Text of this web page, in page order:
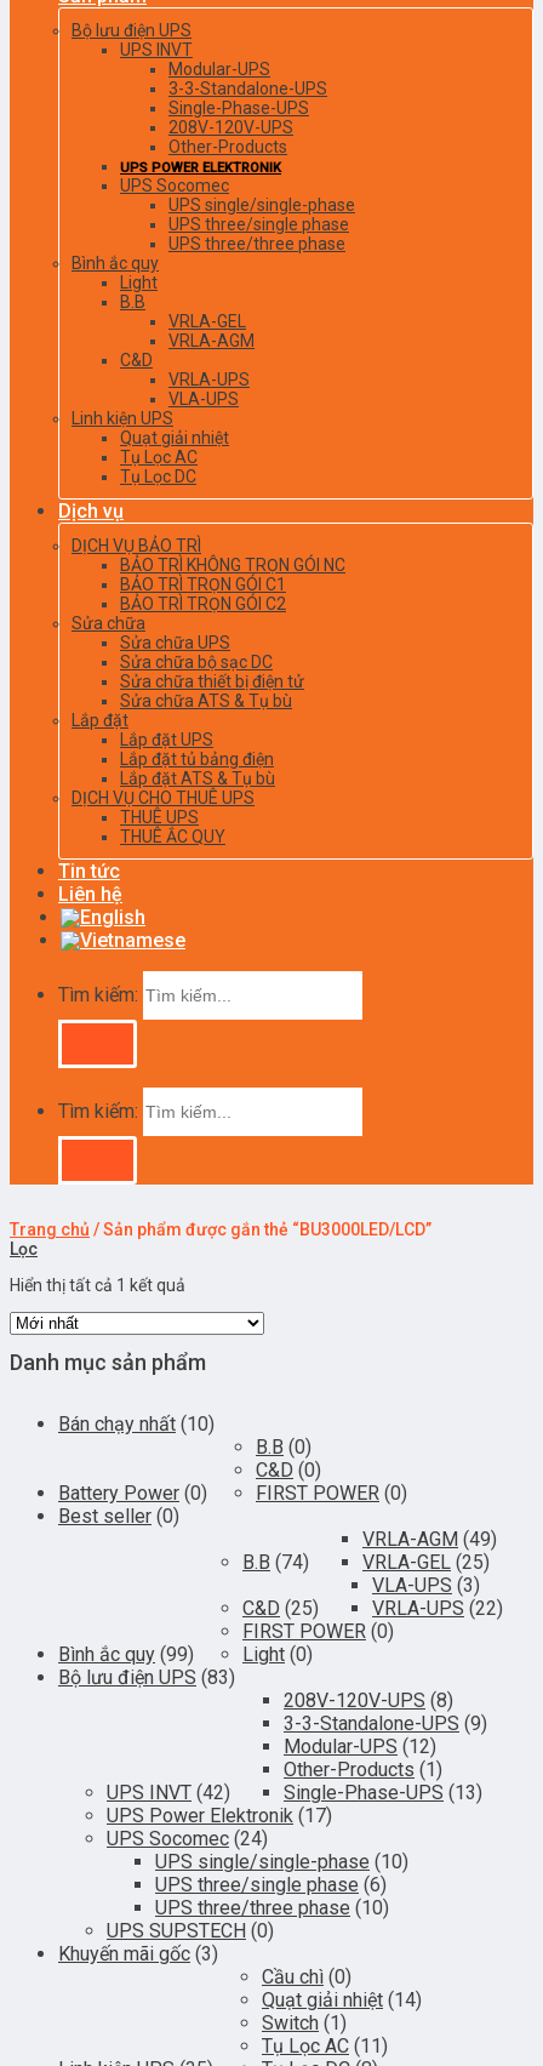
Bộ lưu điện UPS
UPS INVT
Modular-UPS
3-3-Standalone-UPS
Single-Phase-UPS
208V-120V-UPS
Other-Products
UPS POWER ELEKTRONIK
UPS Socomec
UPS single/single-phase
UPS three/single phase
UPS three/three phase
Bình ắc quy
Light
B.B
VRLA-GEL
VRLA-AGM
C&D
VRLA-UPS
VLA-UPS
Linh kiện UPS
Quạt giải nhiệt
Tụ Lọc AC
Tụ Lọc DC
Dịch vụ
DỊCH VỤ BẢO TRÌ
BẢO TRÌ KHÔNG TRỌN GÓI NC
BẢO TRÌ TRỌN GÓI C1
BẢO TRÌ TRỌN GÓI C2
Sửa chữa
Sửa chữa UPS
Sửa chữa bộ sạc DC
Sửa chữa thiết bị điện tử
Sửa chữa ATS & Tụ bù
Lắp đặt
Lắp đặt UPS
Lắp đặt tủ bảng điện
Lắp đặt ATS & Tụ bù
DỊCH VỤ CHO THUÊ UPS
THUÊ UPS
THUÊ ẮC QUY
Tin tức
Liên hệ
Tìm kiếm:
Tìm kiếm:
Trang chủ /Sản phẩm được gắn thẻ “BU3000LED/LCD”
Lọc
Hiển thị tất cả 1 kết quả
Danh mục sản phẩm
Bán chạy nhất (10)
Battery Power (0)
B.B (0)
C&D (0)
FIRST POWER (0)
Best seller (0)
Bình ắc quy (99)
B.B (74)
VRLA-AGM (49)
VRLA-GEL (25)
C&D (25)
VLA-UPS (3)
VRLA-UPS (22)
FIRST POWER (0)
Light (0)
Bộ lưu điện UPS (83)
UPS INVT (42)
208V-120V-UPS (8)
3-3-Standalone-UPS (9)
Modular-UPS (12)
Other-Products (1)
Single-Phase-UPS (13)
UPS Power Elektronik (17)
UPS Socomec (24)
UPS single/single-phase (10)
UPS three/single phase (6)
UPS three/three phase (10)
UPS SUPSTECH (0)
Khuyến mãi gốc (3)
Cầu chì (0)
Quạt giải nhiệt (14)
Switch (1)
Tụ Lọc AC (11)